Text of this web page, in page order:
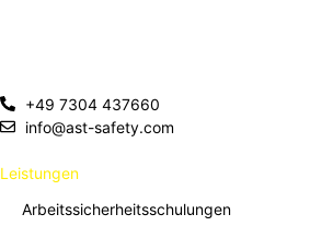
+49 7304 437660
info@ast-safety.com
Leistungen
Arbeitssicherheitsschulungen